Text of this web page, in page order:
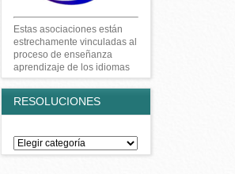
Estas asociaciones están
estrechamente vinculadas al
proceso de enseñanza
aprendizaje de los idiomas
RESOLUCIONES